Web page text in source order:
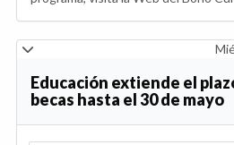
Educación extiende el
becas hasta el 30 de mayo